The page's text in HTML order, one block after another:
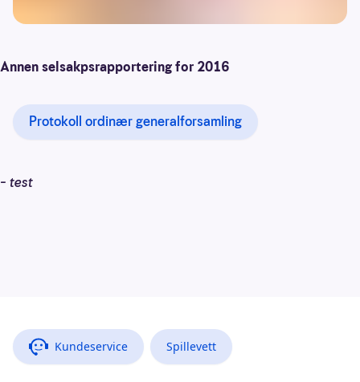
Annen selsakpsrapportering for 2016
Protokoll ordinær generalforsamling
– test
Kundeservice Spillevett